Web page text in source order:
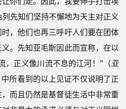
先知们坚持不懈地为天主对正义
，他们也再三呼吁人们要在团体
。先知亚毛斯因此而宣称，在以
，正义像川流不息的江河！”（亚
所看到的以上见证不仅说明了正
而且仍然是基督徒生活中非常重